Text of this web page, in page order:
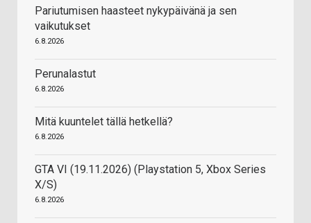
Pariutumisen haasteet nykypäivänä ja sen
vaikutukset
6.8.2026
Perunalastut
6.8.2026
Mitä kuuntelet tällä hetkellä?
6.8.2026
GTA VI (19.11.2026) (Playstation 5, Xbox Series
X/S)
6.8.2026